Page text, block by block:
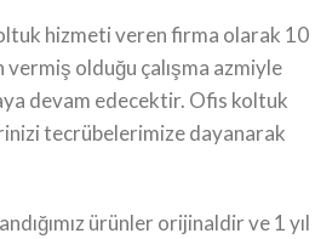
hizmeti veren firma olarak 10
vermiş olduğu çalışma azmiyle
devam edecektir. Ofis koltuk
tecrübelerimize dayanarak
ürünler orijinaldir ve 1 yıl